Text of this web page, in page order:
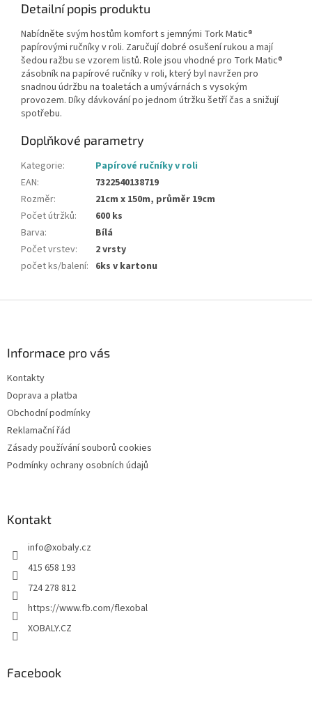
Detailní popis produktu
Nabídněte svým hostům komfort s jemnými Tork Matic®
papírovými ručníky v roli. Zaručují dobré osušení rukou a mají
šedou ražbu se vzorem listů. Role jsou vhodné pro Tork Matic®
zásobník na papírové ručníky v roli, který byl navržen pro
snadnou údržbu na toaletách a umývárnách s vysokým
provozem. Díky dávkování po jednom útržku šetří čas a snižují
spotřebu.
Doplňkové parametry
Kategorie:
Papírové ručníky v roli
EAN:
7322540138719
Rozměr:
21cm x 150m, průměr 19cm
Počet útržků:
600 ks
Barva:
Bílá
Počet vrstev:
2 vrsty
počet ks/balení: 6ks v kartonu
Informace pro vás
Kontakty
Doprava a platba
Obchodní podmínky
Reklamační řád
Zásady používání souborů cookies
Podmínky ochrany osobních údajů
Kontakt
info@xobaly.cz
415 658 193
724 278 812
https://www.fb.com/flexobal
XOBALY.CZ
Facebook